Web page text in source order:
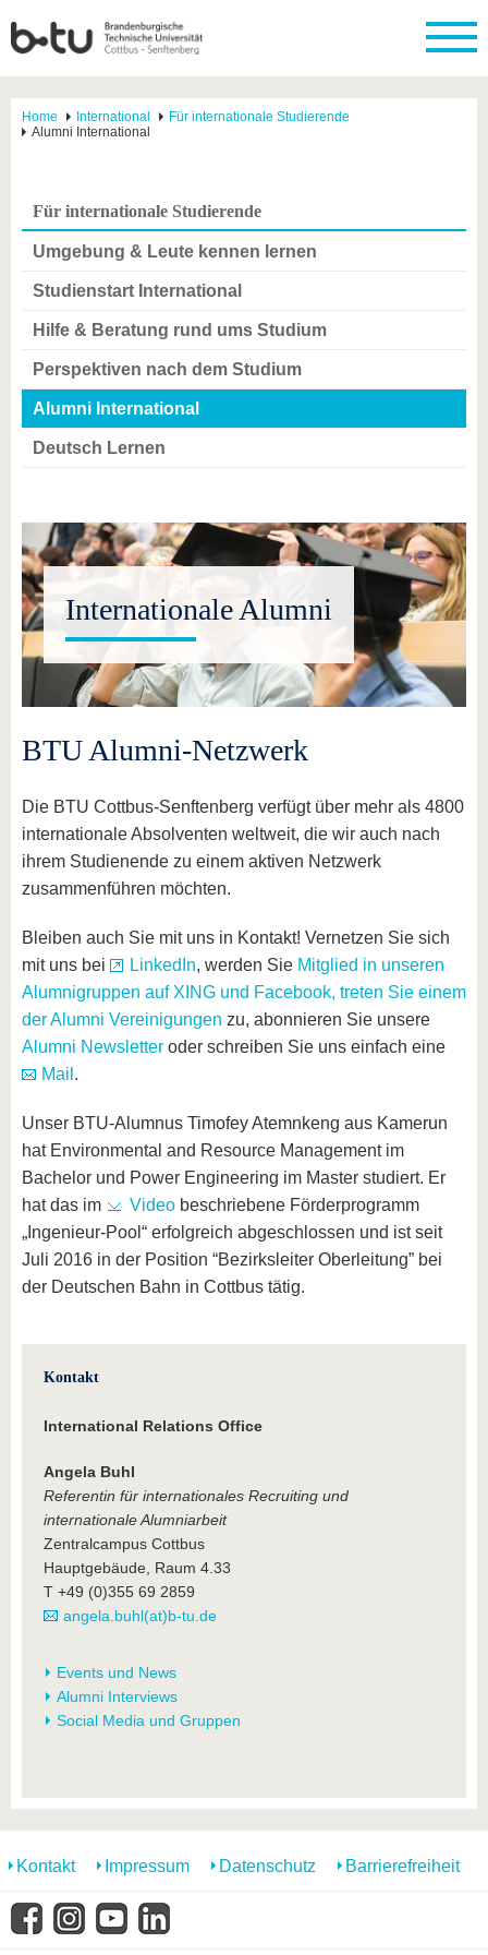
Home International
Für internationale Studierende
Alumni International
Für internationale Studierende
Umgebung & Leute kennen lernen
Studienstart International
Hilfe & Beratung rund ums Studium
Perspektiven nach dem Studium
Alumni International
Deutsch Lernen
Internationale Alumni
BTU Alumni-Netzwerk
Die BTU Cottbus-Senftenberg verfügt über mehr als 4800
internationale Absolventen weltweit, die wir auch nach
ihrem Studienende zu einem aktiven Netzwerk
zusammenführen möchten.
Bleiben auch Sie mit uns in Kontakt! Vernetzen Sie sich
mit uns bei
LinkedIn, werden Sie Mitglied in unseren
Alumnigruppen auf XING und Facebook, treten Sie einem
der Alumni Vereinigungen zu, abonnieren Sie unsere
Alumni Newsletter oder schreiben Sie uns einfach eine
Mail .
Unser BTU-Alumnus Timofey Atemnkeng aus Kamerun
hat Environmental and Resource Management im
Bachelor und Power Engineering im Master studiert. Er
hat das im
Video beschriebene Förderprogramm
„Ingenieur-Pool“ erfolgreich abgeschlossen und ist seit
Juli 2016 in der Position “Bezirksleiter Oberleitung” bei
der Deutschen Bahn in Cottbus tätig.
Kontakt
International Relations Office
Angela Buhl
Referentin für internationales Recruiting und
internationale Alumniarbeit
Zentralcampus Cottbus
Hauptgebäude, Raum 4.33
T +49 (0)355 69 2859
angela.buhl(at)b-tu.de
Events und News
Alumni Interviews
Social Media und Gruppen
Kontakt Impressum Datenschutz Barrierefreiheit